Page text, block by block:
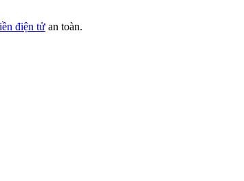
điện tử an toàn.